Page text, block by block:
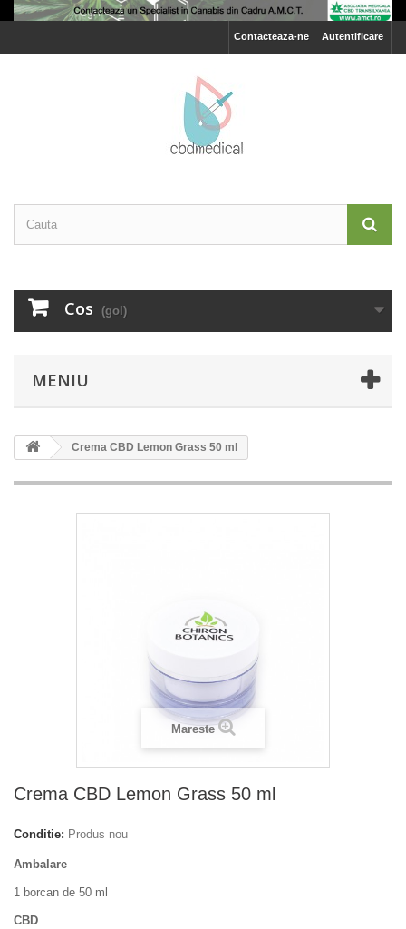
Autentificare
Contacteaza-ne
Cos (gol)
MENIU
Crema CBD Lemon Grass 50 ml
Mareste
Crema CBD Lemon Grass 50 ml
Conditie: Produs nou
Ambalare
1 borcan de 50 ml
CBD